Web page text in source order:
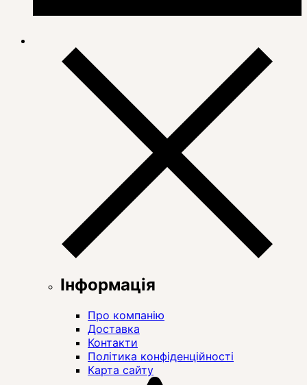
Інформація
Про компанію
Доставка
Контакти
Політика конфіденційності
Карта сайту